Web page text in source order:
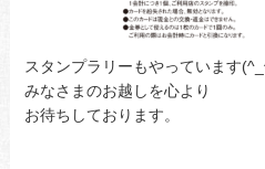
スタンプラリーもやっています
みなさまのお越しを心より
お待ちしております。